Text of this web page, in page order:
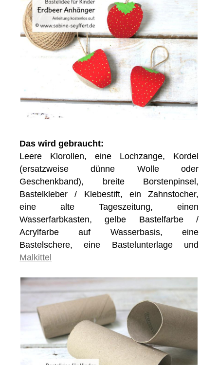
Das wird gebraucht:
Leere Klorollen, eine Lochzange, Kordel
(ersatzweise dünne Wolle oder
Geschenkband), breite Borstenpinsel,
Bastelkleber / Klebestift, ein Zahnstocher,
eine alte Tageszeitung, einen
Wasserfarbkasten, gelbe Bastelfarbe /
Acrylfarbe auf Wasserbasis, eine
Bastelschere, eine Bastelunterlage und
Malkittel